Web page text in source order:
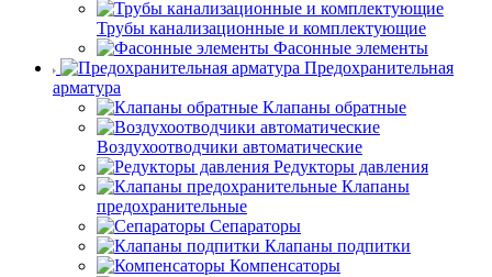
Трубы канализационные и комплектующие
Фасонные элементы
Предохранительная
арматура
Клапаны обратные
Воздухоотводчики автоматические
Редукторы давления
Клапаны
предохранительные
Сепараторы
Клапаны подпитки
Компенсаторы